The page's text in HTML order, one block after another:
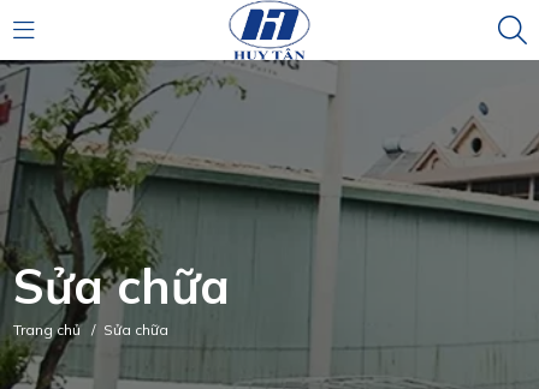
Sửa chữa
Trang chủ / Sửa chữa